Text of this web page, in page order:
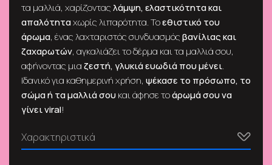
τα μαλλιά, χαρίζονταςλάμψη, ελαστικότητα και
απαλότηταχωρίς λιπαρότητα. Τοεθιστικό του
άρωμα, ένας λαχταριστός συνδυασμόςβανίλιας και
ζαχαρωτών, αγκαλιάζει το δέρμα και τα μαλλιά σου,
αφήνοντας μιαζεστή, γλυκιά ευωδιά που μένει.
Ιδανικό για καθημερινή χρήση, ψέκασε το πρόσωπο, το
σώμα ή τα μαλλιά σουκαι άφησε τοάρωμά σου να
γίνει viral!
Χαρακτηριστικά